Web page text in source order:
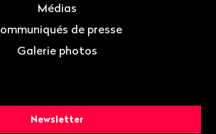
Médias
de presse
Galerie photos
Newsletter